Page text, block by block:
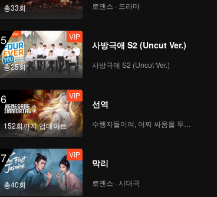
총33회 로맨스 · 드라마
5
총25회
VIP
사방극애 S2 (Uncut Ver.)
사방극애 S2 (Uncut Ver.)
6
152회까지 업데이트
VIP
선역
7
총40회
VIP
막리
로맨스 · 시대극